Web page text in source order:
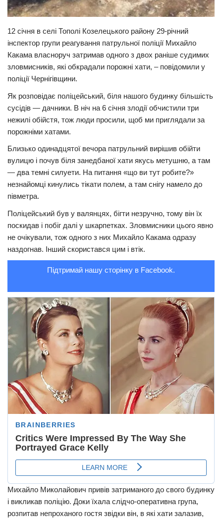
Суспільство
Культура
Шоу-біз
#Війна
12 січня в селі Тополі Козелецького району 29-річний
інспектор групи реагування патрульної поліції Михайло
Какама власноруч затримав одного з двох раніше судимих
зловмисників, які обкрадали порожні хати, – повідомили у
поліції Чернігівщини.
Як розповідає поліцейський, біля нашого будинку більшість
сусідів — дачники. В ніч на 6 січня злодії обчистили три
нежилі обійстя, тож люди просили, щоб ми приглядали за
порожніми хатами.
Близько одинадцятої вечора патрульний вирішив обійти
вулицю і почув біля занедбаної хати якусь метушню, а там
— два темні силуети. На питання «що ви тут робите?»
незнайомці кинулись тікати полем, а там снігу намело до
півметра.
Поліцейський був у валянцях, бігти незручно, тому він їх
поскидав і побіг далі у шкарпетках. Зловмисники цього явно
не очікували, тож одного з них Михайло Какама одразу
наздогнав. Інший скористався цим і втік.
Підтримай нашу сторінку в Facebook.
Михайло Миколайович привів затриманого до свого будинку
і викликав поліцію. Доки їхала слідчо-оперативна група,
розпитав непроханого гостя звідки він, в які хати залазив,